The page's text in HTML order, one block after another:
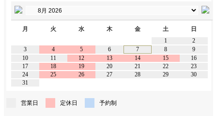
月 火 水 木 金 土
日
1
2
3
4 5 6 7 8
9
10
11 12 13 14 15
16
17
18 19 20 21 22
23
24
25 26 27 28 29
30
31
営業日 定休日 予約制